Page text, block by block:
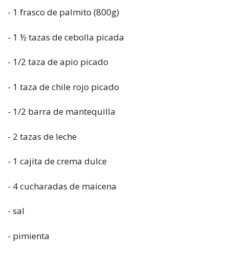
- 1 frasco de palmito (800g)
- 1 ½ tazas de cebolla picada
- 1/2 taza de apio picado
- 1 taza de chile rojo picado
- 1/2 barra de mantequilla
- 2 tazas de leche
- 1 cajita de crema dulce
- 4 cucharadas de maicena
- sal
- pimienta